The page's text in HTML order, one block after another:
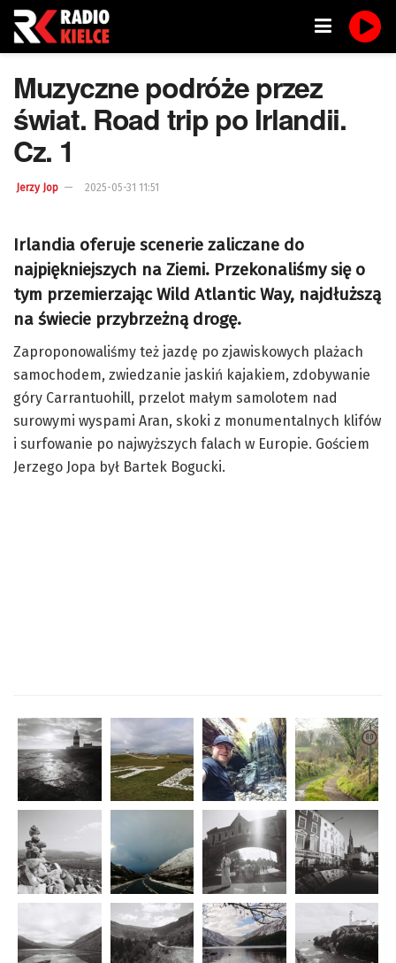
Muzyczne podróże przez
świat. Road trip po Irlandii.
Cz. 1
Jerzy Jop 2025-05-31 11:51
Irlandia oferuje scenerie zaliczane do
najpiękniejszych na Ziemi. Przekonaliśmy się o
tym przemierzając Wild Atlantic Way, najdłuższą
na świecie przybrzeżną drogę.
Zaproponowaliśmy też jazdę po zjawiskowych plażach
samochodem, zwiedzanie jaskiń kajakiem, zdobywanie
góry Carrantuohill, przelot małym samolotem nad
surowymi wyspami Aran, skoki z monumentalnych klifów
i surfowanie po najwyższych falach w Europie. Gościem
Jerzego Jopa był Bartek Bogucki.